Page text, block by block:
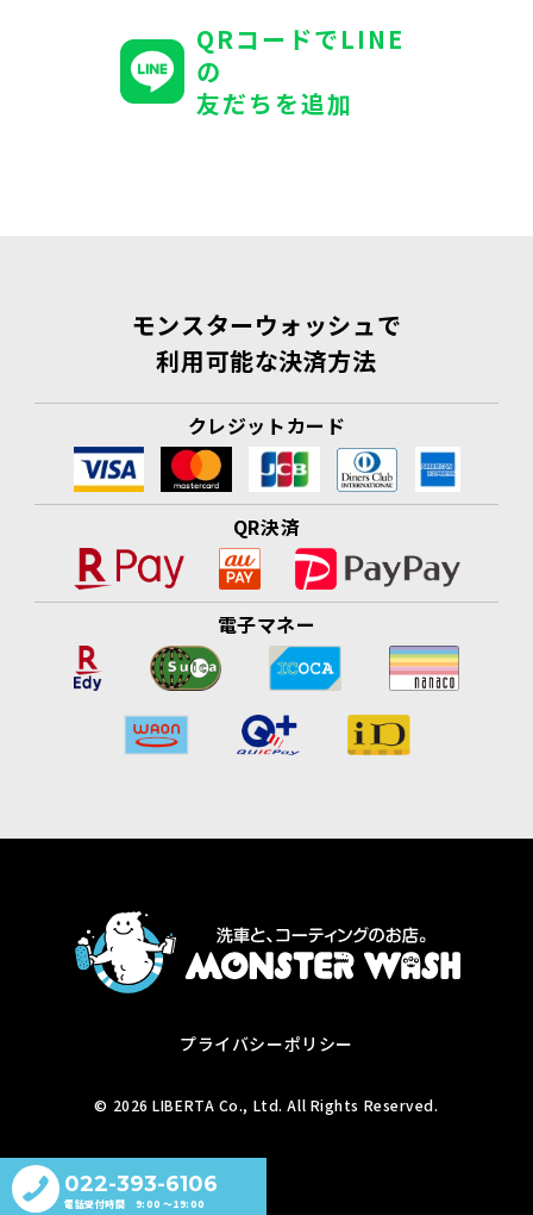
022-393-6106
電話受付時間 9:00 〜19:00
QRコードでLINE
の
友だちを追加
モンスターウォッシュで
利用可能な決済方法
クレジットカード
QR決済
電子マネー
プライバシーポリシー
© 2026 LIBERTA Co., Ltd. All Rights Reserved.